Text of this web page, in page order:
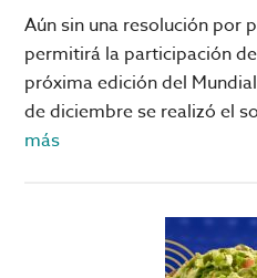
Aún sin una resolución por
permitirá la participación
próxima edición del
de diciembre se realizó el
másacerca